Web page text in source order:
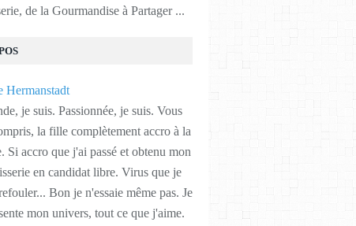
de la Gourmandise à Partager ...
je suis. Passionnée, je suis. Vous
la fille complètement accro à la
Si accro que j'ai passé et obtenu mon
en candidat libre. Virus que je
Bon je n'essaie même pas. Je
mon univers, tout ce que j'aime.